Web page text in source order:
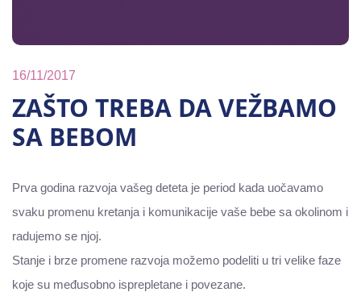
16/11/2017
ZAŠTO TREBA DA VEŽBAMO
SA BEBOM
Prva godina razvoja vašeg deteta je period kada uočavamo
svaku promenu kretanja i komunikacije vaše bebe sa okolinom i
radujemo se njoj.
Stanje i brze promene razvoja možemo podeliti u tri velike faze
koje su međusobno isprepletane i povezane.